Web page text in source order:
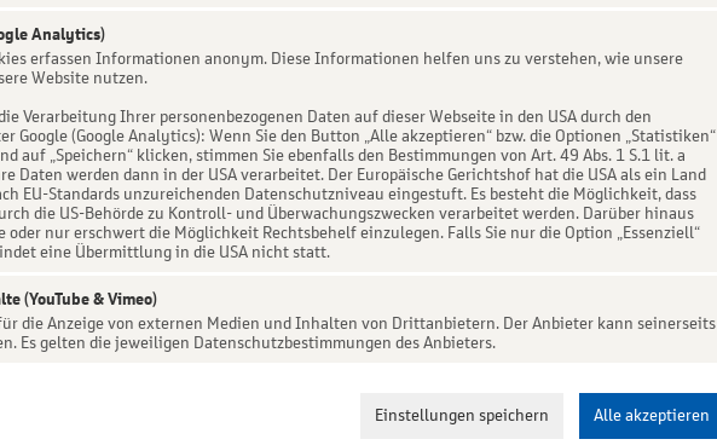
NICHT GEFUNDEN
Analytics)
erfassen Informationen anonym. Diese Informationen helfen uns zu verstehen, wie unsere
Website nutzen.
Verarbeitung Ihrer personenbezogenen Daten auf dieser Webseite in den USA durch den
Google (Google Analytics): Wenn Sie den Button „Alle akzeptieren“ bzw. die Optionen „Statistiken“
auf „Speichern“ klicken, stimmen Sie ebenfalls den Bestimmungen von Art. 49 Abs. 1 S.1 lit. a
Daten werden dann in der USA verarbeitet. Der Europäische Gerichtshof hat die USA als ein Land
EU-Standards unzureichenden Datenschutzniveau eingestuft. Es besteht die Möglichkeit, dass
die US-Behörde zu Kontroll- und Überwachungszwecken verarbeitet werden. Darüber hinaus
oder nur erschwert die Möglichkeit Rechtsbehelf einzulegen. Falls Sie nur die Option „Essenziell“
eine Übermittlung in die USA nicht statt.
(YouTube & Vimeo)
die Anzeige von externen Medien und Inhalten von Drittanbietern. Der Anbieter kann seinerseits
Es gelten die jeweiligen Datenschutzbestimmungen des Anbieters.
Einstellungen speichern Alle akzeptieren